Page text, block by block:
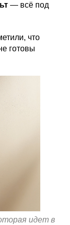
— всё под
что
готовы
идет в